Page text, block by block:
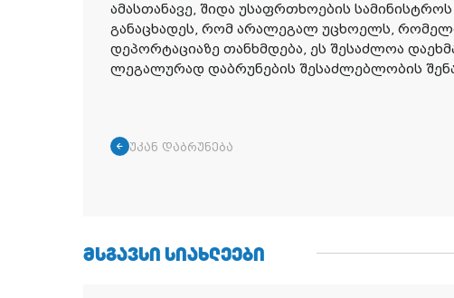
ამასთანავე, შიდა უსაფრთხოების
განაცხადეს, რომ არალეგალ უცხოელს,
დეპორტაციაზე თანხმდება, ეს შესაძლოა
ლეგალურად დაბრუნების შესაძლებლობის
უკან დაბრუნება
ᲛᲡᲒᲐᲕᲡᲘ ᲡᲘᲐᲮᲚᲔᲔᲑᲘ